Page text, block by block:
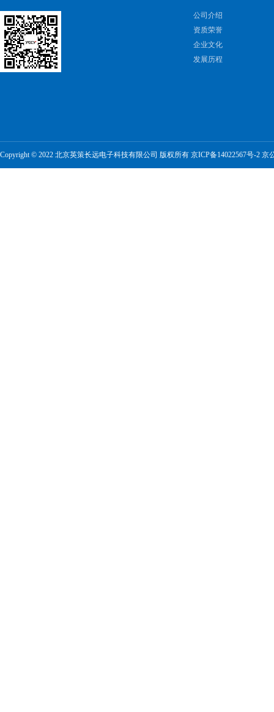
公司介绍
资质荣誉
企业文化
发展历程
Copyright © 2022 北京英策长远电子科技有限公司 版权所有 京ICP备14022567号-2 京